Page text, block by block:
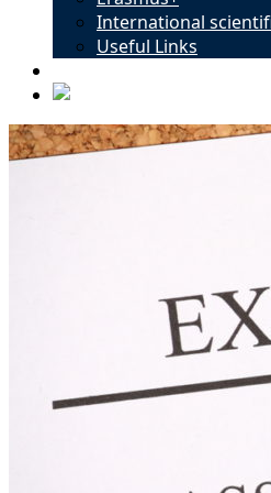
International
Useful Links